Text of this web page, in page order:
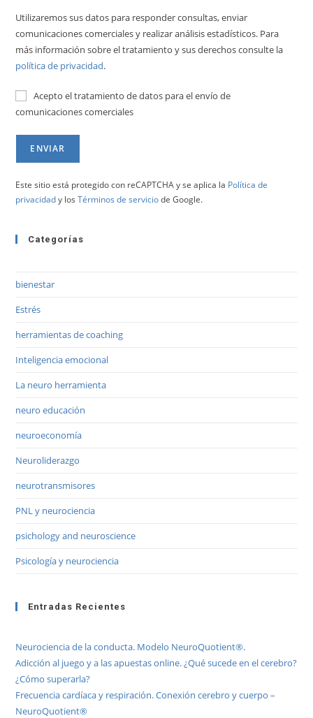
Utilizaremos sus datos para responder consultas, enviar
comunicaciones comerciales y realizar análisis estadísticos. Para
más información sobre el tratamiento y sus derechos consulte la
política de privacidad.
Acepto el tratamiento de datos para el envío de
comunicaciones comerciales
Este sitio está protegido con reCAPTCHA y se aplica la Política de
privacidady losTérminos de serviciode Google.
Categorías
bienestar
Estrés
herramientas de coaching
Inteligencia emocional
La neuro herramienta
neuro educación
neuroeconomía
Neuroliderazgo
neurotransmisores
PNL y neurociencia
psichology and neuroscience
Psicología y neurociencia
Entradas Recientes
Neurociencia de la conducta. Modelo NeuroQuotient®.
Adicción al juego y a las apuestas online. ¿Qué sucede en el cerebro?
¿Cómo superarla?
Frecuencia cardíaca y respiración. Conexión cerebro y cuerpo –
NeuroQuotient®